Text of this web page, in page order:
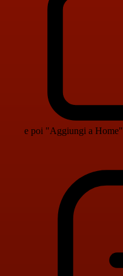
e poi "Aggiungi a Home"